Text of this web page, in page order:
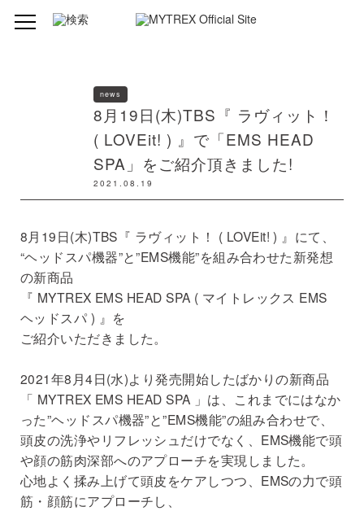
news
8月19日(木)TBS『 ラヴィット！
( LOVEit! ) 』で「EMS HEAD
SPA」をご紹介頂きました!
2021.08.19
8月19日(木)TBS『 ラヴィット！ ( LOVEit! ) 』にて、
“ヘッドスパ機器”と”EMS機能”を組み合わせた新発想
の新商品
『 MYTREX EMS HEAD SPA ( マイトレックス EMS
ヘッドスパ ) 』を
ご紹介いただきました。
2021年8月4日(水)より発売開始したばかりの新商品
「 MYTREX EMS HEAD SPA 」は、これまでにはなか
った”ヘッドスパ機器”と”EMS機能”の組み合わせで、
頭皮の洗浄やリフレッシュだけでなく、EMS機能で頭
や顔の筋肉深部へのアプローチを実現しました。
心地よく揉み上げて頭皮をケアしつつ、EMSの力で頭
筋・顔筋にアプローチし、